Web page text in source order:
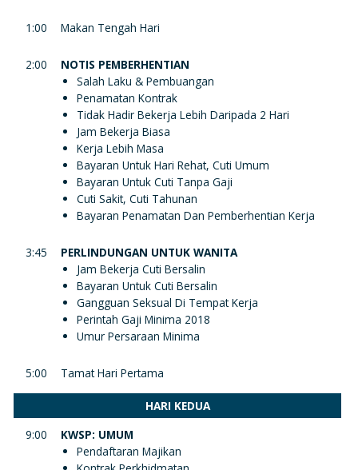
1:00 Makan Tengah Hari
2:00
NOTIS PEMBERHENTIAN
Salah Laku & Pembuangan
Penamatan Kontrak
Tidak Hadir Bekerja Lebih Daripada 2 Hari
Jam Bekerja Biasa
Kerja Lebih Masa
Bayaran Untuk Hari Rehat, Cuti Umum
Bayaran Untuk Cuti Tanpa Gaji
Cuti Sakit, Cuti Tahunan
Bayaran Penamatan Dan Pemberhentian Kerja
3:45
PERLINDUNGAN UNTUK WANITA
Jam Bekerja Cuti Bersalin
Bayaran Untuk Cuti Bersalin
Gangguan Seksual Di Tempat Kerja
Perintah Gaji Minima 2018
Umur Persaraan Minima
5:00 Tamat Hari Pertama
HARI KEDUA
9:00
KWSP: UMUM
Pendaftaran Majikan